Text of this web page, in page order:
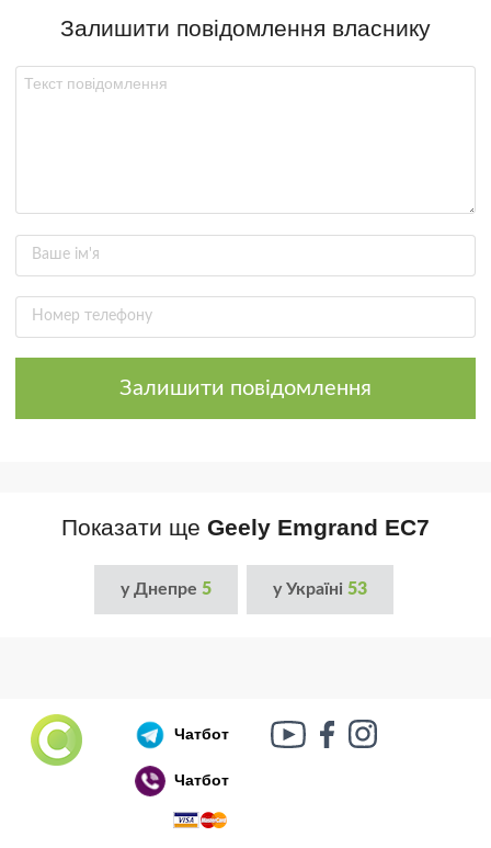
Російський воєнний корабель, іди нах..й!
🇷🇺 🚢 🖕 PS: Таки пішов 🎉
Залишити повідомлення власнику
Залишити повідомлення
Показати ще Geely Emgrand EC7
у Днепре 5 у Україні 53
Чатбот
Чатбот